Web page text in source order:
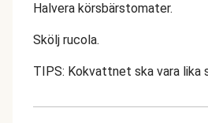
Halvera körsbärstomater.
Skölj rucola.
TIPS: Kokvattnet ska vara lika